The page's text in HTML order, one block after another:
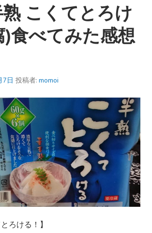
こくてとろけ
)食べてみた感想
7日 投稿者: momoi
ろける！】